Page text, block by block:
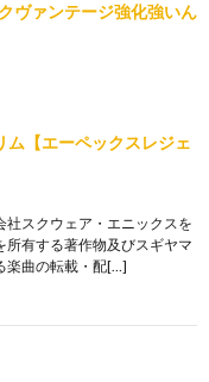
ヴァンテージ強化強いん
ム【エーペックスレジェ
社スクウェア・エニックスを
有する著作物及びスギヤマ
楽曲の転載・配[…]